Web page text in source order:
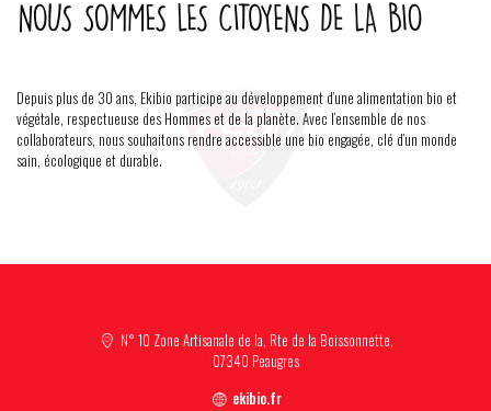
Depuis plus de 30 ans, Ekibio participe au développement d’une alimentation bio et
végétale, respectueuse des Hommes et de la planète. Avec l’ensemble de nos
collaborateurs, nous souhaitons rendre accessible une bio engagée, clé d’un monde
sain, écologique et durable.
N° 10 Zone Artisanale de la, Rte de la Boissonnette,
07340 Peaugres
ekibio.fr